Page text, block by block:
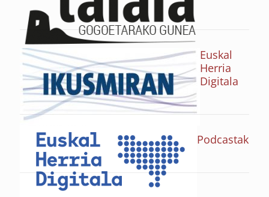
Euskal
Herria
Digitala
Podcastak